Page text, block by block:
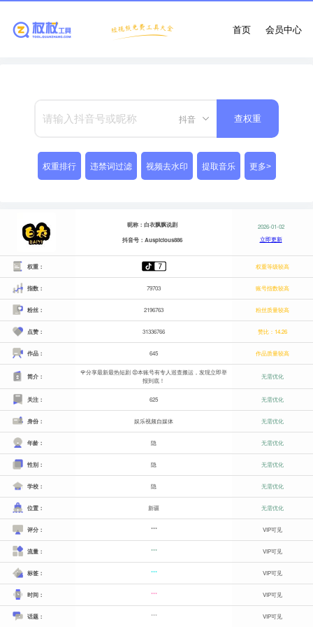
会员中心
首页
抖音 查权重
权重排行 违禁词过滤 视频去水印 提取音乐 更多>
昵称：白衣飘飘说剧
抖音号：Auspicious886
2026-01-02
立即更新
权重： 权重等级较高
指数： 79703 账号指数较高
粉丝： 2196763 粉丝质量较高
点赞： 31336766 赞比：14.26
作品： 645 作品质量较高
简介：
🌹分享最新最热短剧 😡本账号有专人巡查搬运，发现立即举
报到底！
无需优化
关注： 625 无需优化
身份： 娱乐视频自媒体 无需优化
年龄： 隐 无需优化
性别： 隐 无需优化
学校： 隐 无需优化
位置： 新疆 无需优化
评分： *** VIP可见
流量： *** VIP可见
标签： *** VIP可见
时间： *** VIP可见
话题： *** VIP可见